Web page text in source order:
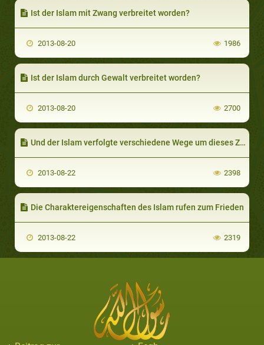
Ist der Islam mit Zwang verbreitet worden?
2013-08-20 1986
Ist der Islam durch Gewalt verbreitet worden?
2013-08-20 2700
Und der Islam verfolgte verschiedene Wege um dieses Ziel zu erreichen
2013-08-22 2398
Die Charaktereigenschaften des Islam rufen zum Frieden
2013-08-22 2319